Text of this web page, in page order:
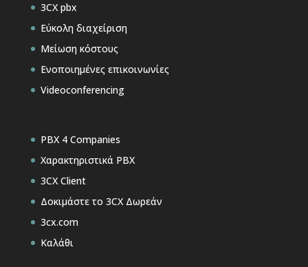
3CX pbx
Εύκολη διαχείριση
Μείωση κόστους
Ενοποιημένες επικοινωνίες
Videoconferencing
PBX 4 Companies
Χαρακτηριστικά PBX
3CX Client
Δοκιμάστε το 3CX Δωρεάν
3cx.com
Καλάθι